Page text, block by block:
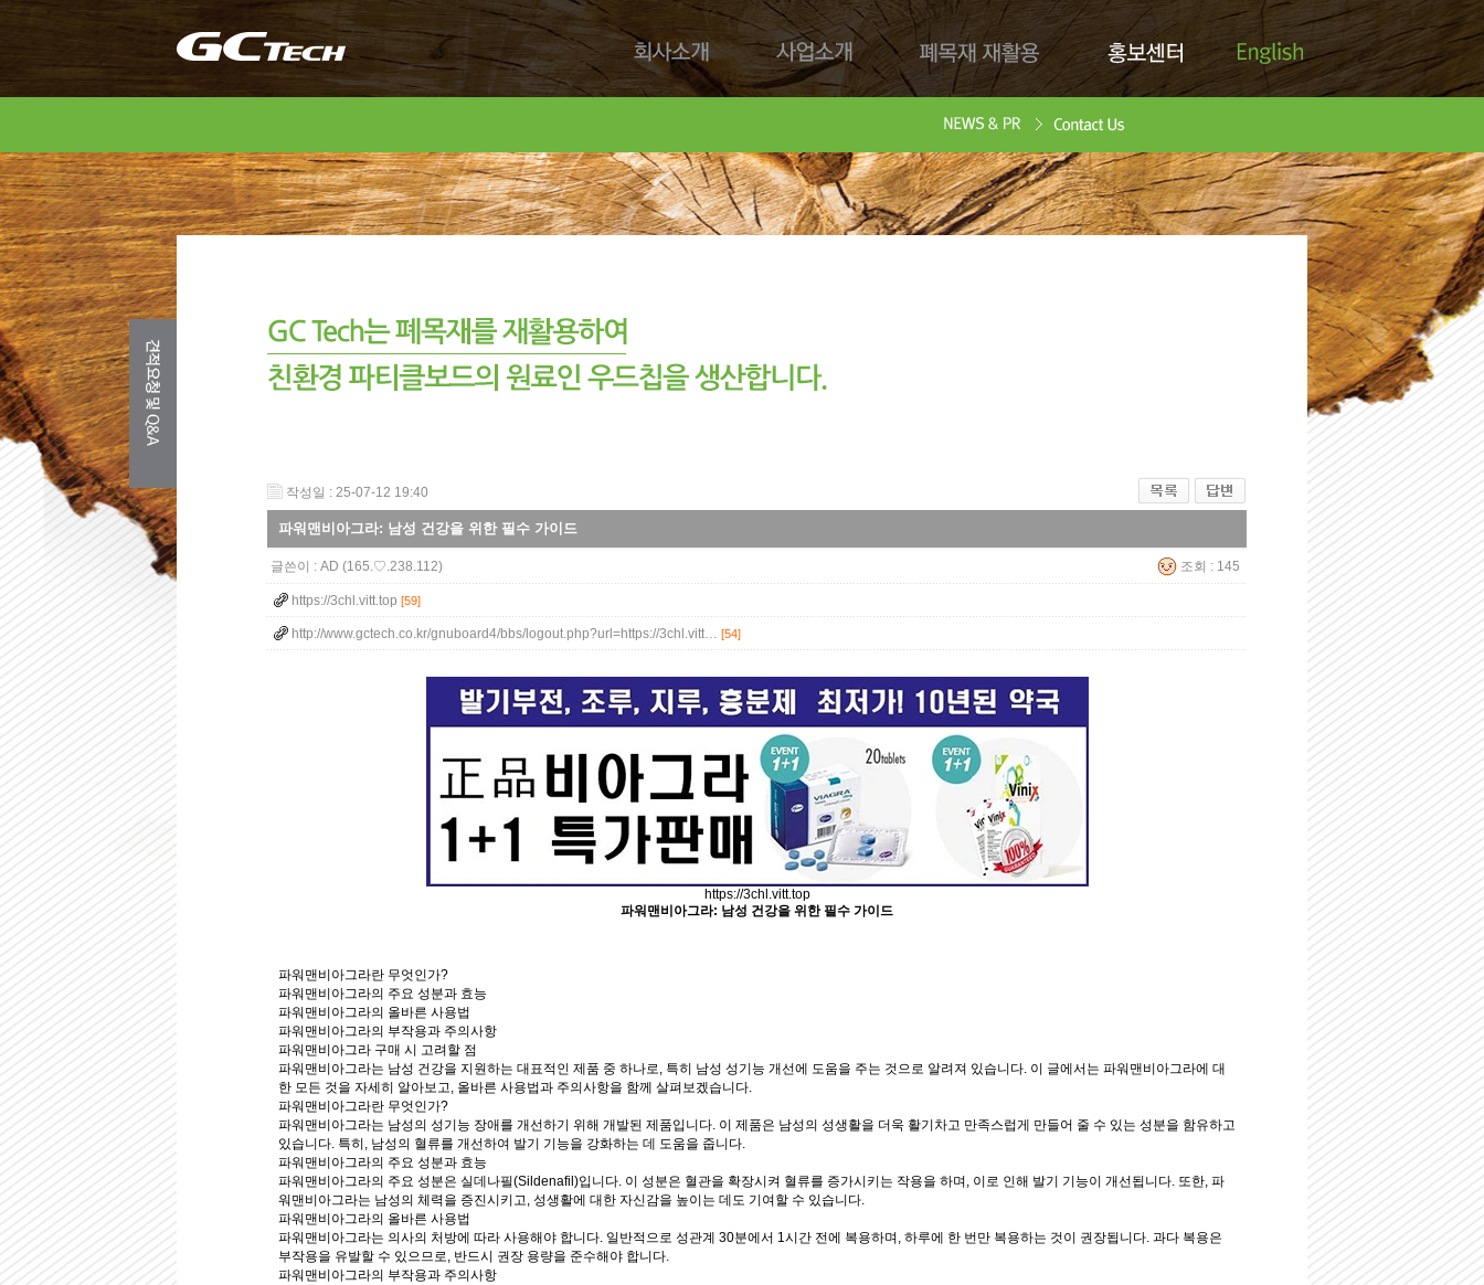
회사소개 사업소개 폐목재 재활용 홍보센터
Download
English
작성일 : 25-07-12 19:40
파워맨비아그라: 남성 건강을 위한 필수 가이드
글쓴이 : AD (165.♡.238.112) 조회 : 145
https://3chl.vitt.top [59]
http://www.gctech.co.kr/gnuboard4/bbs/logout.php?url=https://3chl.vitt… [54]
https://3chl.vitt.top
파워맨비아그라: 남성 건강을 위한 필수 가이드
파워맨비아그라란 무엇인가?
파워맨비아그라의 주요 성분과 효능
파워맨비아그라의 올바른 사용법
파워맨비아그라의 부작용과 주의사항
파워맨비아그라 구매 시 고려할 점
파워맨비아그라는 남성 건강을 지원하는 대표적인 제품 중 하나로, 특히 남성 성기능 개선에 도움을 주는 것으로 알려져 있습니다. 이 글에서는 파워맨비아그라에 대
한 모든 것을 자세히 알아보고, 올바른 사용법과 주의사항을 함께 살펴보겠습니다.
파워맨비아그라란 무엇인가?
파워맨비아그라는 남성의 성기능 장애를 개선하기 위해 개발된 제품입니다. 이 제품은 남성의 성생활을 더욱 활기차고 만족스럽게 만들어 줄 수 있는 성분을 함유하고
있습니다. 특히, 남성의 혈류를 개선하여 발기 기능을 강화하는 데 도움을 줍니다.
파워맨비아그라의 주요 성분과 효능
파워맨비아그라의 주요 성분은 실데나필(Sildenafil)입니다. 이 성분은 혈관을 확장시켜 혈류를 증가시키는 작용을 하며, 이로 인해 발기 기능이 개선됩니다. 또한, 파
워맨비아그라는 남성의 체력을 증진시키고, 성생활에 대한 자신감을 높이는 데도 기여할 수 있습니다.
파워맨비아그라의 올바른 사용법
파워맨비아그라는 의사의 처방에 따라 사용해야 합니다. 일반적으로 성관계 30분에서 1시간 전에 복용하며, 하루에 한 번만 복용하는 것이 권장됩니다. 과다 복용은
부작용을 유발할 수 있으므로, 반드시 권장 용량을 준수해야 합니다.
파워맨비아그라의 부작용과 주의사항